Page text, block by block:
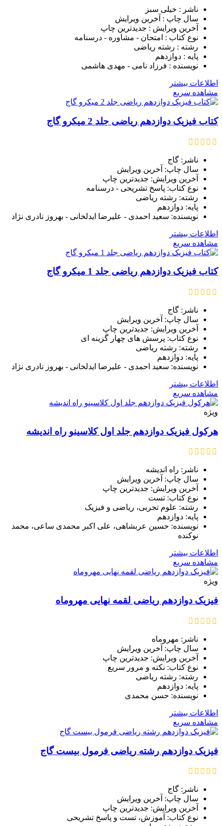
ناشر : خیلی سبز
سال چاپ : آخرین ویرایش
آخرین ویرایش : جدیدترین چاپ
نوع کتاب : امتحان - مشاوره - درسنامه
رشته : رشته ریاضی
پایه : دوازدهم
نویسنده : فرزاد نامی - مهدی هاشمی
اطلاعات بیشتر
مشاهده سریع
کتاب فیزیک دوازدهم ریاضی جلد 2 میکرو گاج
ناشر: گاج
سال چاپ: آخرین ویرایش
آخرین ویرایش: جدیدترین چاپ
نوع کتاب: پاسخ تشریحی - درسنامه
رشته: رشته ریاضی
پایه: دوازدهم
نویسنده: سعید احمدی - علیرضا ایدلخانی - بهروز نادری‌ نژاد
اطلاعات بیشتر
مشاهده سریع
کتاب فیزیک دوازدهم ریاضی جلد 1 میکرو گاج
ناشر: گاج
سال چاپ: آخرین ویرایش
آخرین ویرایش: جدیدترین چاپ
نوع کتاب: پرسش های چهار گزینه ای
رشته: رشته ریاضی
پایه: دوازدهم
نویسنده: سعید احمدی - علیرضا ایدلخانی - بهروز نادری‌ نژاد
اطلاعات بیشتر
مشاهده سریع
ویژه
هرکول فیزیک دوازدهم جلد اول کلاسینو راه اندیشه
ناشر: راه اندیشه
سال چاپ: آخرین ویرایش
آخرین ویرایش: جدیدترین چاپ
نوع کتاب: تست
رشته: علوم تجربی، ریاضی و فیزیک
پایه: دوازدهم
نویسنده: حسین عربشاهی، علی اکبر محمدی ساعی، محمد
نوکنده
اطلاعات بیشتر
مشاهده سریع
ویژه
فیزیک دوازدهم ریاضی لقمه نهایی مهروماه
ناشر: مهروماه
سال چاپ: آخرین ویرایش
آخرین ویرایش: جدیدترین چاپ
نوع کتاب: نکته و مرور سریع
رشته: رشته ریاضی
پایه: دوازدهم
نویسنده: حسن محمدی
اطلاعات بیشتر
مشاهده سریع
فیزیک دوازدهم رشته ریاضی فرمول بیست گاج
ناشر: گاج
سال چاپ: آخرین ویرایش
آخرین ویرایش: جدیدترین چاپ
نوع کتاب: آموزش، تست و پاسخ تشریحی